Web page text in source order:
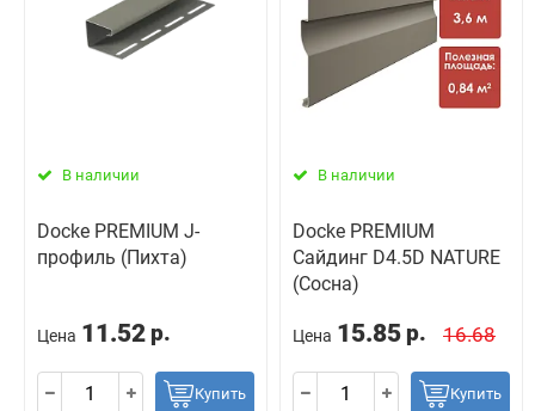
В наличии
Docke PREMIUM J-
профиль (Пихта)
Цена 11.52 р.
Купить
В наличии
Docke PREMIUM
Сайдинг D4.5D NATURE
(Сосна)
Цена 15.85 р. 16.68
Купить